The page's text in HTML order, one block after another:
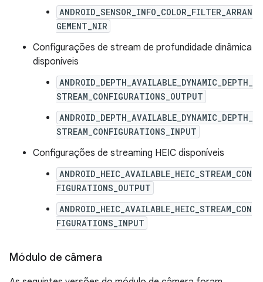
ANDROID_SENSOR_INFO_COLOR_FILTER_ARRAN
GEMENT_NIR
Configurações de stream de profundidade dinâmica
disponíveis
ANDROID_DEPTH_AVAILABLE_DYNAMIC_DEPTH_
STREAM_CONFIGURATIONS_OUTPUT
ANDROID_DEPTH_AVAILABLE_DYNAMIC_DEPTH_
STREAM_CONFIGURATIONS_INPUT
Configurações de streaming HEIC disponíveis
ANDROID_HEIC_AVAILABLE_HEIC_STREAM_CON
FIGURATIONS_OUTPUT
ANDROID_HEIC_AVAILABLE_HEIC_STREAM_CON
FIGURATIONS_INPUT
Módulo de câmera